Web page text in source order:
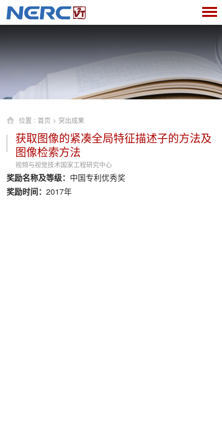
位置 :首页 >突出成果
获取图像的紧凑全局特征描述子的方法及
图像检索方法
视频与视觉技术国家工程研究中心
奖励名称及等级： 中国专利优秀奖
奖励时间：2017年